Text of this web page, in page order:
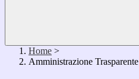
Home >
Amministrazione Trasparente